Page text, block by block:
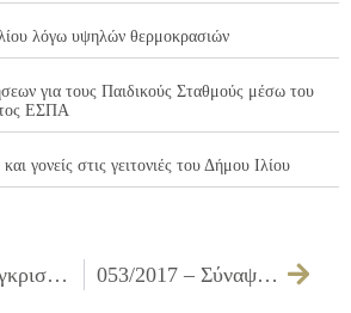
λόγω υψηλών θερμοκρασιών
για τους Παιδικούς Σταθμούς μέσω του
ΕΣΠΑ
γονείς στις γειτονιές του Δήμου Ιλίου
051/2017 – Έγκριση διενέργειας για τις «Μεταφορές μελών των ΚΑΠΗ, αθλουμένων σε αθλητικές δραστηριότητες, για το έτος 2017» 053/2017 – Σύναψη δημόσιας σύμβασης παροχής υπηρεσιών με τρίτους (φυσικό ή νομικό πρόσωπο) για την εργασία «Καθαρισμός φρεατίων υδροσυλλογής και δικτύου ομβρίων»